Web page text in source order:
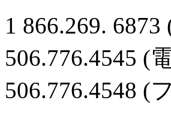
1 866.269.
506.776.4545 (
506.776.4548 (